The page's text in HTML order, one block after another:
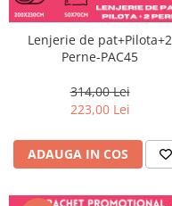
Lenjerie de pat+Pilota+2
Perne-PAC45
314,00 Lei
223,00 Lei
ADAUGA IN COS